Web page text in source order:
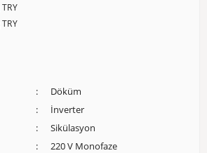
TRY
TRY
Döküm
İnverter
Sikülasyon
220 V Monofaze